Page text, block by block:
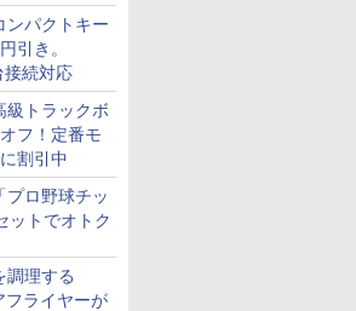
ンパクトキー
引き。
接続対応
級トラックボ
フ！定番モ
割引中
プロ野球チッ
ットでオトク
調理する
フライヤーが